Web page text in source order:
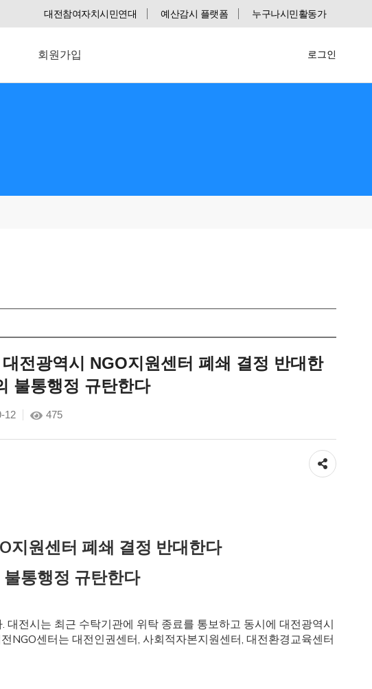
대전참여자치시민연대 예산감시 플랫폼 누구나시민활동가
로그인
회원가입
전광역시 NGO지원센터 폐쇄 결정 반대한
불통행정 규탄한다
12 475
공유하기
지원센터 폐쇄 결정 반대한다
통행정 규탄한다
전시는 최근 수탁기관에 위탁 종료를 통보하고 동시에 대전광역시
NGO센터는 대전인권센터, 사회적자본지원센터, 대전환경교육센터